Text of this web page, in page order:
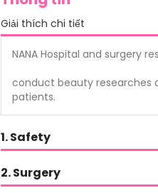
Giải thích chi tiết
NANA Hospital and surgery
conduct beauty researches
patients.
1. Safety
2. Surgery